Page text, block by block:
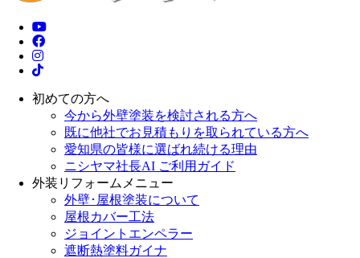
初めての方へ
今から外壁塗装を検討される方へ
既に他社でお見積もりを取られている方へ
愛知県の皆様に選ばれ続ける理由
ニシヤマ社長AI ご利用ガイド
外装リフォームメニュー
外壁･屋根塗装について
屋根カバー工法
ジョイントエンペラー
遮断熱塗料ガイナ